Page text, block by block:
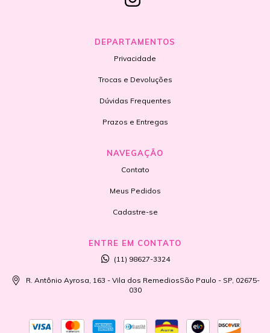
DEPARTAMENTOS
Privacidade
Trocas e Devoluções
Dúvidas Frequentes
Prazos e Entregas
NAVEGAÇÃO
Contato
Meus Pedidos
Cadastre-se
ENTRE EM CONTATO
(11) 98627-3324
R. Antônio Ayrosa, 163 - Vila dos RemediosSão Paulo - SP, 02675-
030